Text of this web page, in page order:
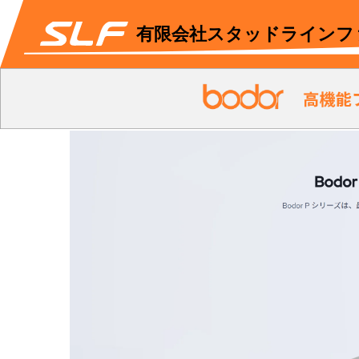
有限会社スタッドライン